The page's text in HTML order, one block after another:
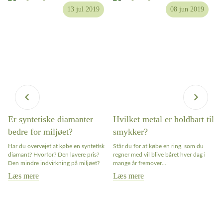
13 jul 2019
Er syntetiske diamanter
bedre for miljøet?
Har du overvejet at købe en syntetisk
diamant? Hvorfor? Den lavere pris?
Den mindre indvirkning på miljøet?
Læs mere
08 jun 2019
Hvilket metal er holdbart til
smykker?
Står du for at købe en ring, som du
regner med vil blive båret hver dag i
mange år fremover...
Læs mere